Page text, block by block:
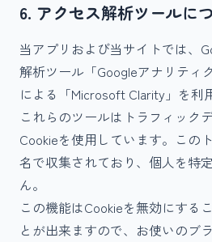
6. アクセス解析ツールに
当アプリおよび当サイトでは、
解析ツール「Googleアナリティ
による「Microsoft Clarity」を利
これらのツールはトラフィック
Cookieを使用しています。この
名で収集されており、個人を特
ん。
この機能はCookieを無効にする
とが出来ますので、お使いのブ